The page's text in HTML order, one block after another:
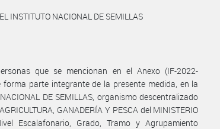
INSTITUTO NACIONAL DE SEMILLAS
que se mencionan en el Anexo (IF-2022-
forma parte integrante de la presente medida, en la
DE SEMILLAS, organismo descentralizado
GANADERÍA Y PESCA del MINISTERIO
Escalafonario, Grado, Tramo y Agrupamiento